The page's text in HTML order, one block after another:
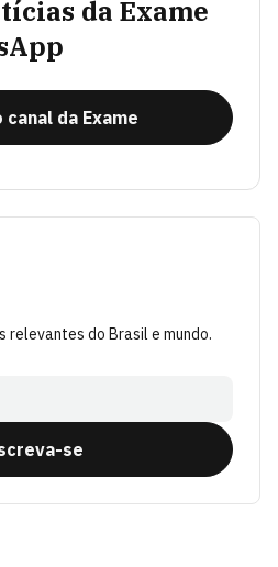
da Exame
canal da Exame
relevantes do Brasil e mundo.
se